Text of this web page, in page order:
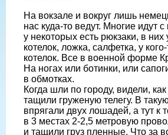
На вокзале и вокруг лишь
нас куда-то ведут. Многие идут
у некоторых есть рюкзаки, в них
котелок, ложка, салфетка, у
котелок. Все в военной форме
На ногах или ботинки, или
в обмотках.
Когда шли по городу, видели,
тащили груженую телегу. В
впрягали двух лошадей, а тут к
в 3 местах 2-2,5 метровую
и тащили груз пленные. Что за